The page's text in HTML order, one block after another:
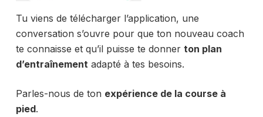
Tu viens de télécharger l’application, une
conversation s’ouvre pour que ton nouveau coach
te connaisse et qu’il puisse te donner ton plan
d’entraînement adapté à tes besoins.
Parles-nous de ton expérience de la course à
pied.